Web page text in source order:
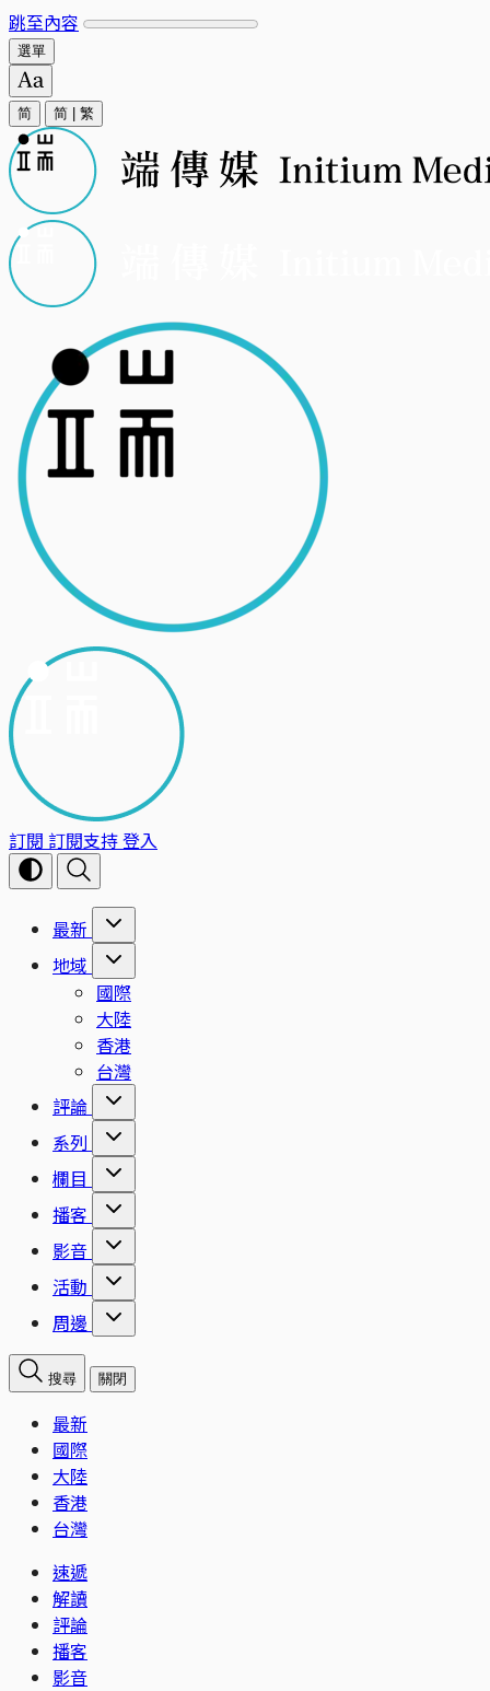
跳至內容
選單
简 简 繁
訂閱 訂閱支持登入
最新
地域
國際
大陸
香港
台灣
評論
系列
欄目
播客
影音
活動
周邊
搜尋 關閉
最新
國際
大陸
香港
台灣
速遞
解讀
評論
播客
影音